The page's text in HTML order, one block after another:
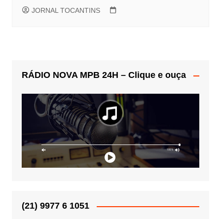
JORNAL TOCANTINS
RÁDIO NOVA MPB 24H – Clique e ouça
(21) 9977 6 1051